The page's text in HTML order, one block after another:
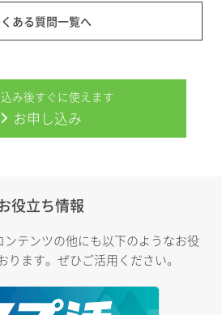
ある質問一覧へ
み後すぐに使えます
お申し込み
役立ち情報
テンツの他にも以下のようなお役
ます。ぜひご活用ください。